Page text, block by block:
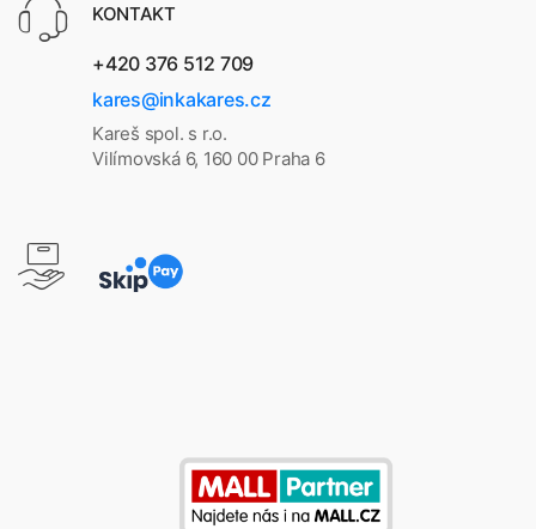
KONTAKT
+420 376 512 709
kares@inkakares.cz
Kareš spol. s r.o.
Vilímovská 6, 160 00 Praha 6